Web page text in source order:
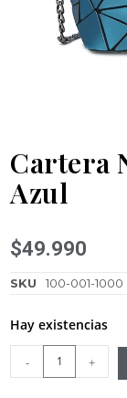
Cartera
Azul
$49.990
SKU 100-001-1000
Hay existencias
- +